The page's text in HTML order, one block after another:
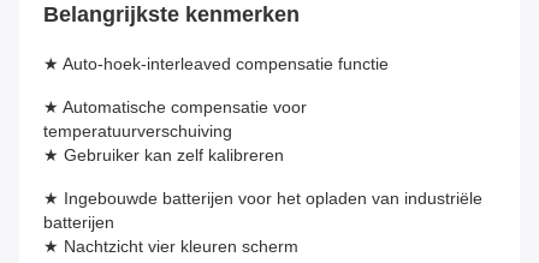
Belangrijkste kenmerken
★ Auto-hoek-interleaved compensatie functie
★ Automatische compensatie voor
temperatuurverschuiving
★ Gebruiker kan zelf kalibreren
★ Ingebouwde batterijen voor het opladen van industriële
batterijen
★ Nachtzicht vier kleuren scherm